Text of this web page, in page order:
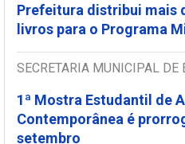
Prefeitura distribui mais
livros para o Programa
SECRETARIA MUNICIPAL DE
1ª Mostra Estudantil de
Contemporânea é
setembro